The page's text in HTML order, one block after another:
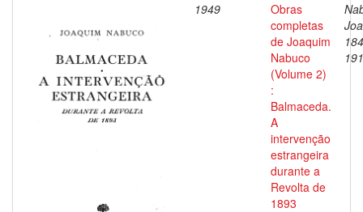
1949
Obras
completas
de Joaquim
Nabuco
(Volume 2)
:
Balmaceda.
A
intervenção
estrangeira
durante a
Revolta de
1893